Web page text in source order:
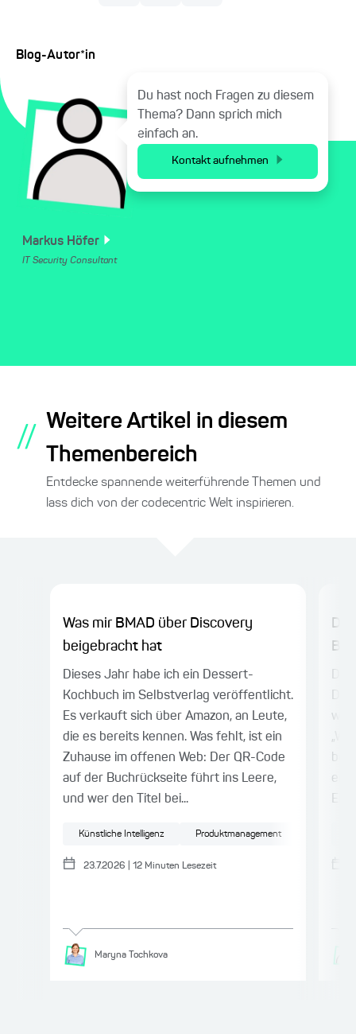
Blog-Autor*in
Markus Höfer
IT Security Consultant
Du hast noch Fragen zu diesem
Thema? Dann sprich mich
einfach an.
Kontakt aufnehmen
//
Weitere Artikel in diesem
Themenbereich
Entdecke spannende weiterführende Themen und
lass dich von der codecentric Welt inspirieren.
Was mir BMAD über Discovery
beigebracht hat
Dieses Jahr habe ich ein Dessert-
Kochbuch im Selbstverlag veröffentlicht.
Es verkauft sich über Amazon, an Leute,
die es bereits kennen. Was fehlt, ist ein
Zuhause im offenen Web: Der QR-Code
auf der Buchrückseite führt ins Leere,
und wer den Titel bei...
Künstliche Intelligenz Produktmanagement
23.7.2026 12 Minuten Lesezeit
Maryna Tochkova
Die
wir